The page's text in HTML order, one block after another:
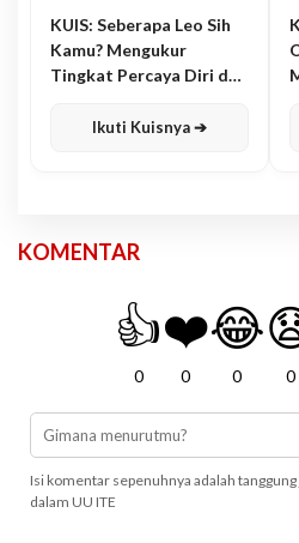
KUIS: Seberapa Leo Sih
Kamu? Mengukur
Tingkat Percaya Diri dan
Ikuti Kuisnya ➔
KOMENTAR
👍
0
❤️
0
😂
0 0
Isi komentar sepenuhnya adalah
dalam UU ITE